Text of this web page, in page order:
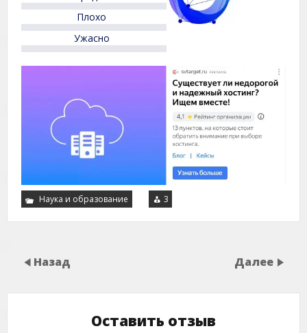
Плохо
Ужасно
Наука и образование 3
Назад Далее
Оставить отзыв